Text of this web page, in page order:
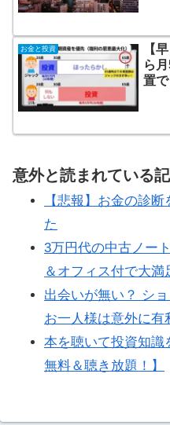
お金と投資
【
ら
置
意外と読まれている
【悲報】お金の診
た
3万円代の中古ノー
＆オフィス付で大満
出会いが無い？ シ
お一人様は意外に有
本を聴いて投資知識
無料＆聴き放題！】